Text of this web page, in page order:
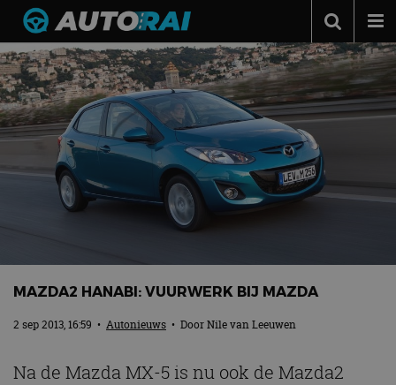
Autonieuws
Podcast
Autotests
Automerken
Adverteren
MotorRAI.nl
MAZDA2 HANABI: VUURWERK BIJ MAZDA
2 sep 2013, 16:59 • Autonieuws • DoorNile van Leeuwen
Na de Mazda MX-5 is nu ook de Mazda2